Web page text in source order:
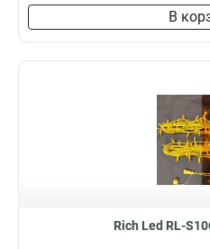
В
Rich Led RL-